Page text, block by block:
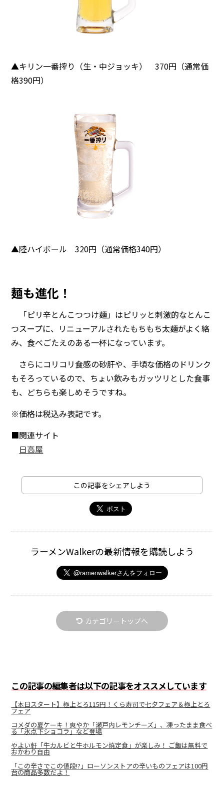
▲キリン一番搾り（生・中ジョッキ） 370円（通常価
格390円）
▲陸ハイボール 320円（通常価格340円）
麺も進化！
「ピリ辛とんこつつけ麺」はピリッと刺激的なとんこ
つスープに、リニューアルされたもちもち太麺がよく絡
み、食べごたえのある一杯になっています。
さらにコリコリ食感の砂肝や、手頃な価格のドリンク
もそろっているので、ちょい飲みもガッツリとした食事
も、どちらも楽しめそうですね。
※価格は税込み表記です。
■関連サイト
日高屋
この記事をシェアしよう
ラーメンWalkerの最新情報を購読しよう
カテゴリートップへ
この記事の編集者は以下の記事をオススメしています
【本日スタート】極上とろ115円！くら寿司で七夕フェア＆極上とろ
フェア
コメダの夏ケーキ！爽やか「瀬戸内レモンチーズ」、凍ったまま食べ
る「氷点下ショコラ」など登場
やよい軒「牛カルビと牛ホルモン焼定食」が楽しみ！ ご飯は無料で
おかわり自由
「この辛さでこの値段!?」ローソンストアの辛いものフェアは100円
台の商品多数だよ！